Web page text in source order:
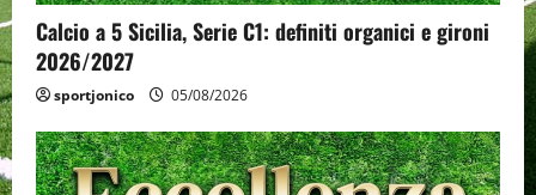
Calcio a 5 Sicilia, Serie C1: definiti organici e gironi
2026/2027
sportjonico 05/08/2026